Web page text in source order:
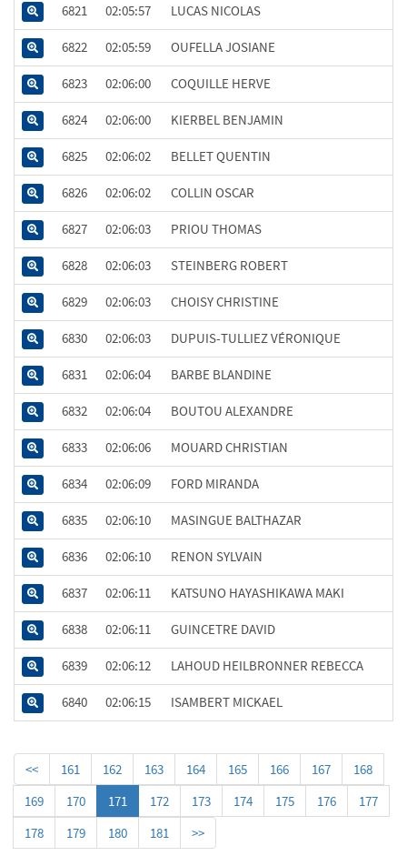
6821 02:05:57 LUCAS NICOLAS
6822 02:05:59 OUFELLA JOSIANE
6823 02:06:00 COQUILLE HERVE
6824 02:06:00 KIERBEL BENJAMIN
6825 02:06:02 BELLET QUENTIN
6826 02:06:02 COLLIN OSCAR
6827 02:06:03 PRIOU THOMAS
6828 02:06:03 STEINBERG ROBERT
6829 02:06:03 CHOISY CHRISTINE
6830 02:06:03 DUPUIS-TULLIEZ VÉRONIQUE
6831 02:06:04 BARBE BLANDINE
6832 02:06:04 BOUTOU ALEXANDRE
6833 02:06:06 MOUARD CHRISTIAN
6834 02:06:09 FORD MIRANDA
6835 02:06:10 MASINGUE BALTHAZAR
6836 02:06:10 RENON SYLVAIN
6837 02:06:11 KATSUNO HAYASHIKAWA MAKI
6838 02:06:11 GUINCETRE DAVID
6839 02:06:12 LAHOUD HEILBRONNER REBECCA
6840 02:06:15 ISAMBERT MICKAEL
<< 161 162 163 164 165 166 167
168
169
170 171 172 173 174 175 176
177
178
179 180 181 >>